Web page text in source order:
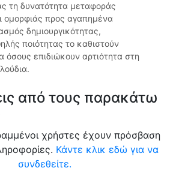
τη δυνατότητα μεταφοράς
ομορφιάς προς αγαπημένα
δημιουργικότητας,
ποιότητας το καθιστούν
όσους επιδιώκουν αρτιότητα στη
από τους παρακάτω
χρήστες έχουν πρόσβαση
Κάντε κλικ εδώ για να
συνδεθείτε.